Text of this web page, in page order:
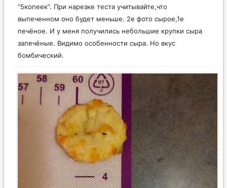
Уже испекла,но не собирала пока. Хочу добавить свои
“5копеек”. При нарезке теста учитывайте,что
выпеченном оно будет меньше. 2е фото сырое,1е
печёное. И у меня получились небольшие крупки сыра
запечёные. Видимо особенности сыра. Но вкус
бомбический.